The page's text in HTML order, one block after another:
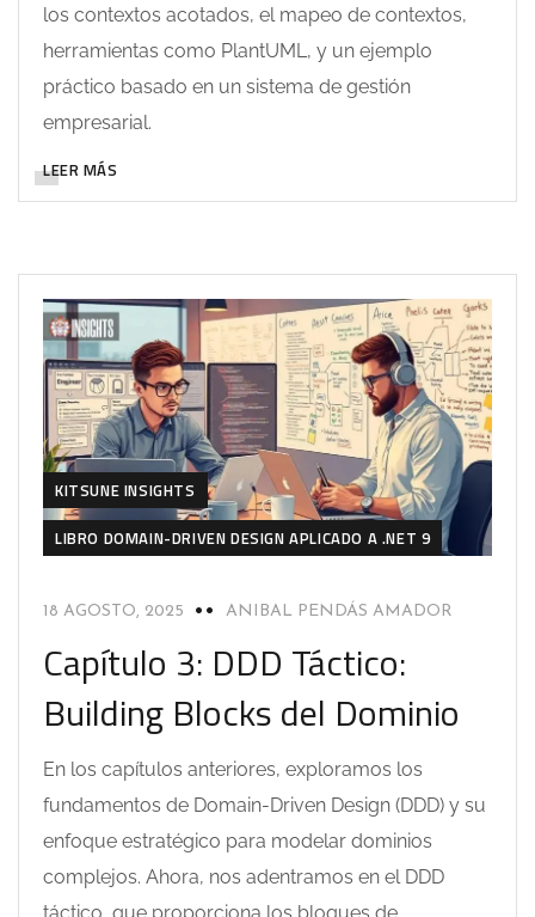
los contextos acotados, el mapeo de contextos,
herramientas como PlantUML, y un ejemplo
práctico basado en un sistema de gestión
empresarial.
LEER MÁS
KITSUNE INSIGHTS
LIBRO DOMAIN-DRIVEN DESIGN APLICADO A .NET 9
18 AGOSTO, 2025 ANIBAL PENDÁS AMADOR
Capítulo 3: DDD Táctico:
Building Blocks del Dominio
En los capítulos anteriores, exploramos los
fundamentos de Domain-Driven Design (DDD) y su
enfoque estratégico para modelar dominios
complejos. Ahora, nos adentramos en el DDD
táctico, que proporciona los bloques de